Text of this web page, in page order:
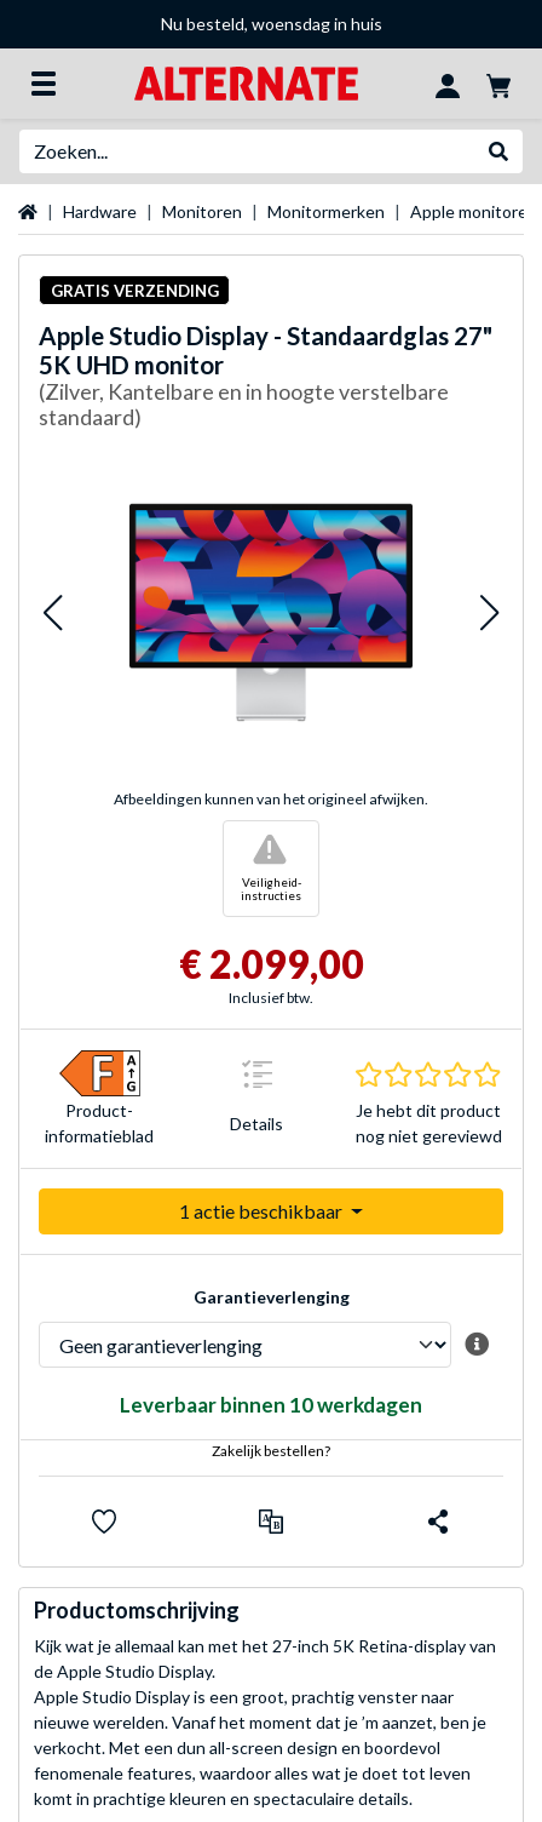
Nu besteld, woensdag in huis
Startpagina
Hardware Monitoren Monitormerken Apple monitoren
GRATIS VERZENDING
AppleStudio Display - Standaardglas 27"
5K UHD monitor
(Zilver, Kantelbare en in hoogte verstelbare
standaard)
Afbeeldingen kunnen van het origineel afwijken.
Veiligheid-
instructies
!
€ 2.099,00
Inclusief btw.
Product­
informatieblad
Details
Je hebt dit product
nog niet gereviewd
1 actie beschikbaar
Garantieverlenging
Leverbaar binnen 10 werkdagen
Zakelijk bestellen?
Productomschrijving
Kijk wat je allemaal kan met het 27-inch 5K Retina-display van
de Apple Studio Display.
Apple Studio Display is een groot, prachtig venster naar
nieuwe werelden. Vanaf het moment dat je ’m aanzet, ben je
verkocht. Met een dun all-screen design en boordevol
fenomenale features, waardoor alles wat je doet tot leven
komt in prachtige kleuren en spectaculaire details.